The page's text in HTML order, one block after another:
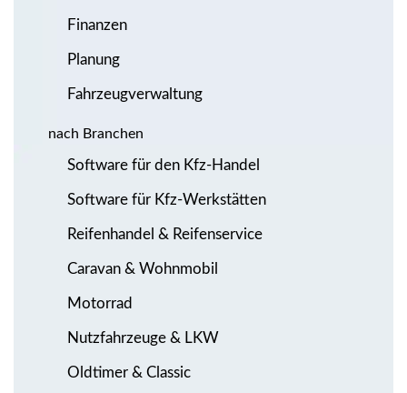
Finanzen
Planung
Fahrzeugverwaltung
nach Branchen
Software für den Kfz-Handel
Software für Kfz-Werkstätten
Reifenhandel & Reifenservice
Caravan & Wohnmobil
Motorrad
Nutzfahrzeuge & LKW
Oldtimer & Classic